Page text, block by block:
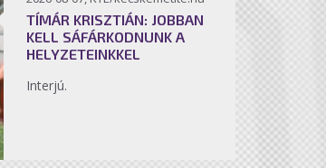
TÍMÁR KRISZTIÁN: JOBBAN
KELL SÁFÁRKODNUNK A
HELYZETEINKKEL
Interjú.